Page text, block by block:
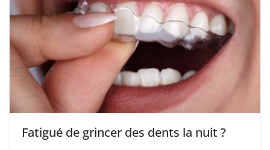
Fatigué de grincer des dents la nuit ?